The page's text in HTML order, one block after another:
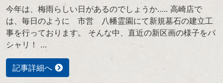
今年は、梅雨らしい日があるのでしょうか….. 高崎店で
は、毎日のように 市営 八幡霊園にて新規墓石の建立工
事を行っております。 そんな中、直近の新区画の様子をパ
シャリ！ …
記事詳細へ